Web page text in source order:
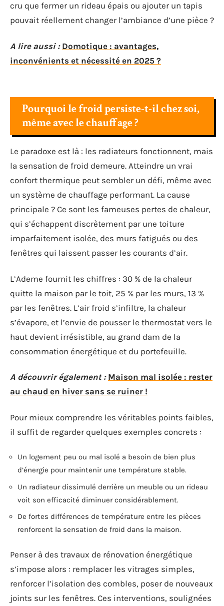
cru que fermer un rideau épais ou ajouter un tapis
pouvait réellement changer l’ambiance d’une pièce ?
A lire aussi : Domotique : avantages,
inconvénients et nécessité en 2025 ?
Pourquoi le froid persiste-t-il chez soi,
même avec le chauffage ?
Le paradoxe est là : les radiateurs fonctionnent, mais
la sensation de froid demeure. Atteindre un vrai
confort thermique peut sembler un défi, même avec
un système de chauffage performant. La cause
principale ? Ce sont les fameuses pertes de chaleur,
qui s’échappent discrètement par une toiture
imparfaitement isolée, des murs fatigués ou des
fenêtres qui laissent passer les courants d’air.
L’Ademe fournit les chiffres : 30 % de la chaleur
quitte la maison par le toit, 25 % par les murs, 13 %
par les fenêtres. L’air froid s’infiltre, la chaleur
s’évapore, et l’envie de pousser le thermostat vers le
haut devient irrésistible, au grand dam de la
consommation énergétique et du portefeuille.
A découvrir également : Maison mal isolée : rester
au chaud en hiver sans se ruiner !
Pour mieux comprendre les véritables points faibles,
il suffit de regarder quelques exemples concrets :
Un logement peu ou mal isolé a besoin de bien plus
d’énergie pour maintenir une température stable.
Un radiateur dissimulé derrière un meuble ou un rideau
voit son efficacité diminuer considérablement.
De fortes différences de température entre les pièces
renforcent la sensation de froid dans la maison.
Penser à des travaux de rénovation énergétique
s’impose alors : remplacer les vitrages simples,
renforcer l’isolation des combles, poser de nouveaux
joints sur les fenêtres. Ces interventions, soulignées